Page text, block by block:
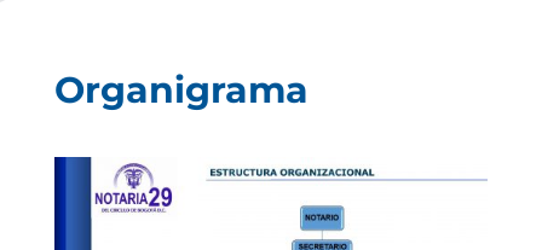
Organigrama